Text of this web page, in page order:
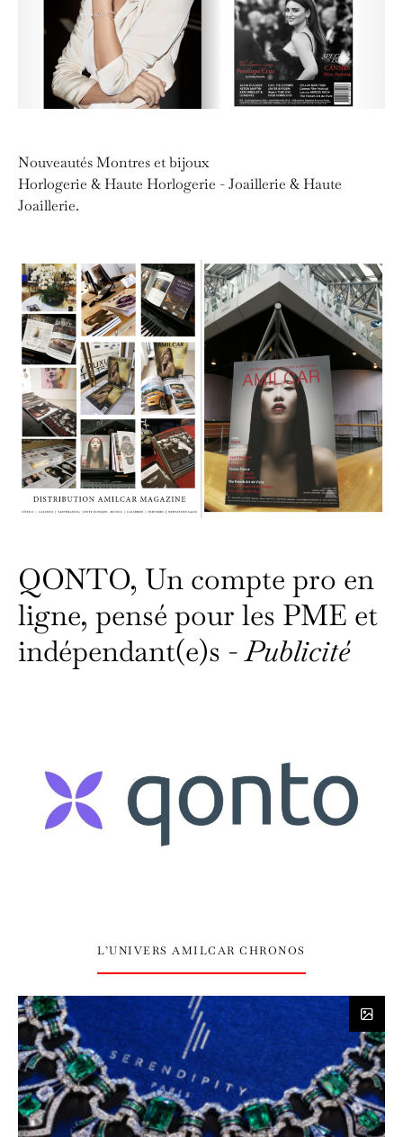
Nouveautés Montres et bijoux
Horlogerie & Haute Horlogerie - Joaillerie & Haute
Joaillerie.
QONTO, Un compte pro en
ligne, pensé pour les PME et
indépendant(e)s -Publicité
L’UNIVERS AMILCAR CHRONOS